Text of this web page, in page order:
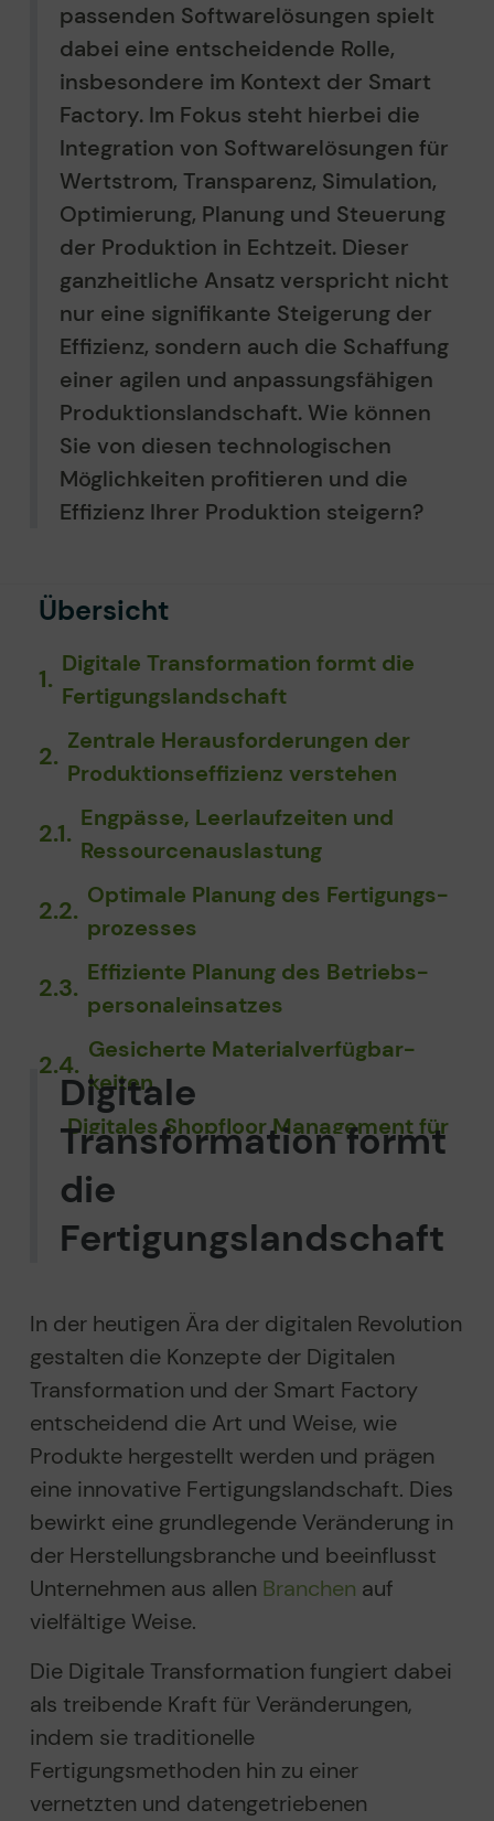
passenden Softwarelösungen spielt
dabei eine entscheidende Rolle,
insbesondere im Kontext der Smart
Factory. Im Fokus steht hierbei die
Integration von Softwarelösungen für
Wertstrom, Transparenz, Simulation,
Optimierung, Planung und Steuerung
der Produktion in Echtzeit. Dieser
ganzheitliche Ansatz verspricht nicht
nur eine signifikante Steigerung der
Effizienz, sondern auch die Schaffung
einer agilen und anpassungsfähigen
Produktionslandschaft. Wie können
Sie von diesen technologischen
Möglichkeiten profitieren und die
Effizienz Ihrer Produktion steigern?
Übersicht
Digitale Transformation formt die
Fertigungslandschaft
Zentrale Herausfor­derungen der
Produktions­effizienz verstehen
Engpässe, Leerlaufzeiten und
Ressourcen­auslastung
Optimale Planung des Fertigungs­
prozesses
Effiziente Planung des Betriebs­
personalein­satzes
Gesicherte Material­verfügbar­
keiten
Digitales Shopfloor Management für
mehr Effizienz in der Fertigung
Wertstrom­analyse
Performance­messung
Datenanalyse
Fazit
Digitale
Transformation formt
die
Fertigungslandschaft
In der heutigen Ära der digitalen Revolution
gestalten die Konzepte der Digitalen
Transformation und der Smart Factory
entscheidend die Art und Weise, wie
Produkte hergestellt werden und prägen
eine innovative Fertigungslandschaft. Dies
bewirkt eine grundlegende Veränderung in
der Herstellungsbranche und beeinflusst
Unternehmen aus allen Branchen auf
vielfältige Weise.
Die Digitale Transformation fungiert dabei
als treibende Kraft für Veränderungen,
indem sie traditionelle
Fertigungsmethoden hin zu einer
vernetzten und datengetriebenen